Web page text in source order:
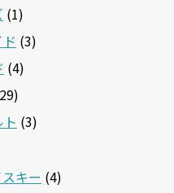
(1)
(3)
(4)
(3)
キー (4)